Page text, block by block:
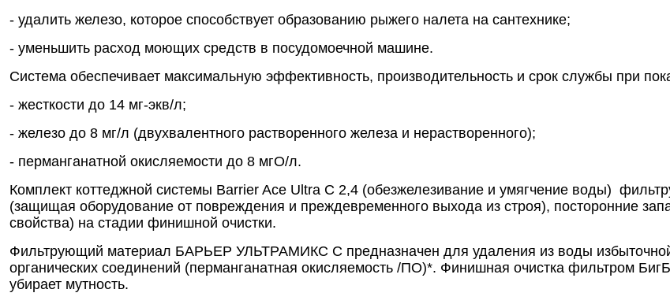
- удалить железо, которое способствует образованию рыжего налета на сантехнике;
- уменьшить расход моющих средств в посудомоечной машине.
Система обеспечивает максимальную эффективность, производительность и срок службы при
- жесткости до 14 мг-экв/л;
- железо до 8 мг/л (двухвалентного растворенного железа и нерастворенного);
- перманганатной окисляемости до 8 мгО/л.
Комплект коттеджной системы Barrier Ace Ultra С 2,4 (обезжелезивание и умягчение воды)
(защищая оборудование от повреждения и преждевременного выхода из строя), посторонние
свойства) на стадии финишной очистки.
Фильтрующий материал БАРЬЕР УЛЬТРАМИКС С предназначен для удаления из воды
органических соединений (перманганатная окисляемость /ПО)*. Финишная очистка фильтром
убирает мутность.